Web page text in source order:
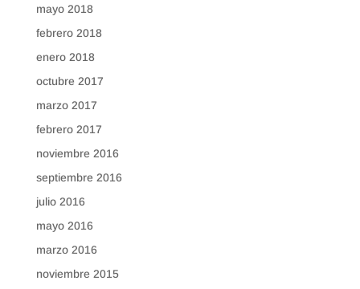
mayo 2018
febrero 2018
enero 2018
octubre 2017
marzo 2017
febrero 2017
noviembre 2016
septiembre 2016
julio 2016
mayo 2016
marzo 2016
noviembre 2015